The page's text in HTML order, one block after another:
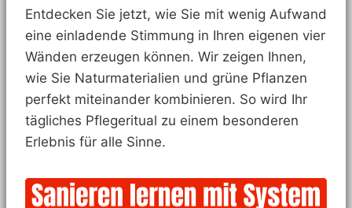
Entdecken Sie jetzt, wie Sie mit wenig Aufwand
eine einladende Stimmung in Ihren eigenen vier
Wänden erzeugen können. Wir zeigen Ihnen,
wie Sie Naturmaterialien und grüne Pflanzen
perfekt miteinander kombinieren. So wird Ihr
tägliches Pflegeritual zu einem besonderen
Erlebnis für alle Sinne.